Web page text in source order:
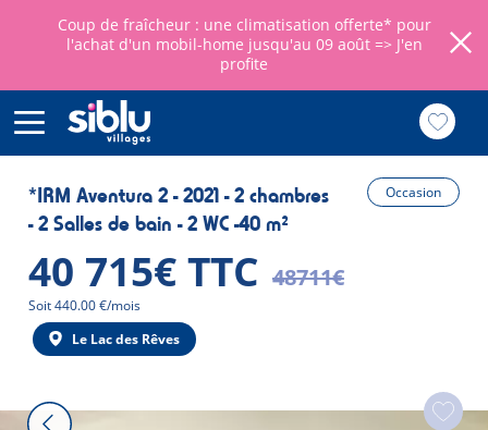
contenu
principal
Coup de fraîcheur : une climatisation offerte* pour
l'achat d'un mobil-home jusqu'au 09 août => J'en
profite
Occasion
*IRM Aventura 2 - 2021 - 2 chambres
- 2 Salles de bain - 2 WC -40 m²
40 715€ TTC 48711€
Mensualité
Soit 440.00 €/mois
Le Lac des Rêves